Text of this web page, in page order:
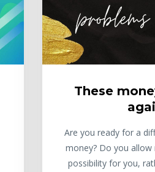
These
Are you ready for a
money? Do you
possibility for you,